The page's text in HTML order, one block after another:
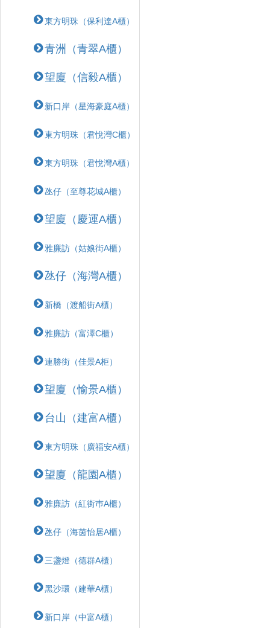
東方明珠（保利達A櫃）
青洲（青翠A櫃）
望廈（信毅A櫃）
新口岸（星海豪庭A櫃）
東方明珠（君悅灣C櫃）
東方明珠（君悅灣A櫃）
氹仔（至尊花城A櫃）
望廈（慶運A櫃）
雅廉訪（姑娘街A櫃）
氹仔（海灣A櫃）
新橋（渡船街A櫃）
雅廉訪（富澤C櫃）
連勝街（佳景A柜）
望廈（愉景A櫃）
台山（建富A櫃）
東方明珠（廣福安A櫃）
望廈（龍園A櫃）
雅廉訪（紅街巿A櫃）
氹仔（海茵怡居A櫃）
三盞燈（德群A櫃）
黑沙環（建華A櫃）
新口岸（中富A櫃）